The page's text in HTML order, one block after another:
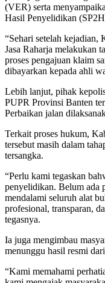
(VER) serta
Hasil Penyelidikan
“Sehari setelah kejadian,
Jasa Raharja melakukan
proses pengajuan klaim
dibayarkan kepada ahli
Lebih lanjut, pihak
PUPR Provinsi Banten
Perbaikan jalan
Terkait proses hukum,
tersebut masih dalam
tersangka.
“Perlu kami tegaskan
penyelidikan. Belum ada
mendalami seluruh alat
profesional, transparan,
tegasnya.
Ia juga mengimbau
menunggu hasil resmi
“Kami memahami